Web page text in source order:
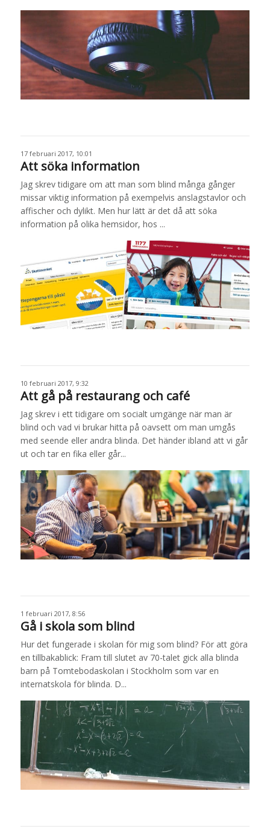
17 februari 2017, 10:01
Att söka information
Jag skrev tidigare om att man som blind många gånger
missar viktig information på exempelvis anslagstavlor och
affischer och dylikt. Men hur lätt är det då att söka
information på olika hemsidor, hos ...
10 februari 2017, 9:32
Att gå på restaurang och café
Jag skrev i ett tidigare om socialt umgänge när man är
blind och vad vi brukar hitta på oavsett om man umgås
med seende eller andra blinda. Det händer ibland att vi går
ut och tar en fika eller går...
1 februari 2017, 8:56
Gå i skola som blind
Hur det fungerade i skolan för mig som blind? För att göra
en tillbakablick: Fram till slutet av 70-talet gick alla blinda
barn på Tomtebodaskolan i Stockholm som var en
internatskola för blinda. D...